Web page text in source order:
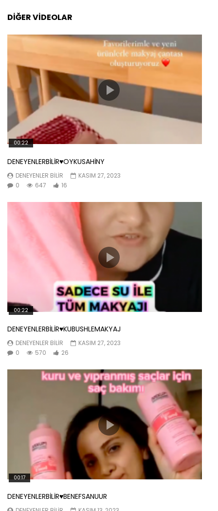
DIĞER VIDEOLAR
00:22
DENEYENLERBİLİR♥️OYKUSAHİNY
DENEYENLER BILIR
KASIM 27, 2023
0
647 16
00:22
DENEYENLERBİLİR♥️KUBUSHLEMAKYAJ
DENEYENLER BILIR
KASIM 27, 2023
0
570 26
00:17
DENEYENLERBİLİR♥️BENEFSANUUR